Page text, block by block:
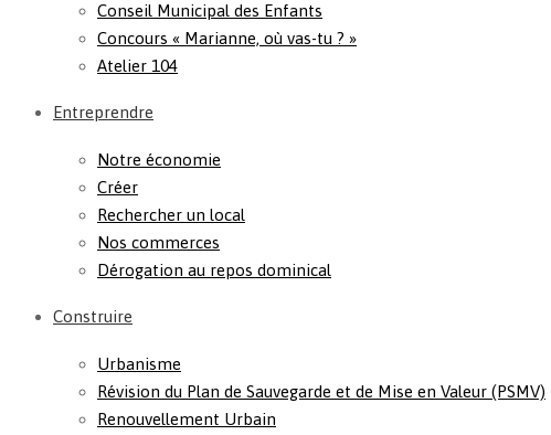
Conseil Municipal des Enfants
Concours « Marianne, où vas-tu ? »
Atelier 104
Entreprendre
Notre économie
Créer
Rechercher un local
Nos commerces
Dérogation au repos dominical
Construire
Urbanisme
Révision du Plan de Sauvegarde et de Mise en Valeur (PSMV)
Renouvellement Urbain